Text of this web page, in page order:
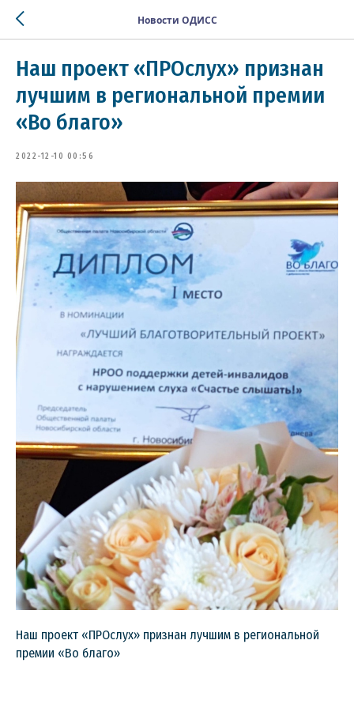
Новости ОДИСС
Наш проект «ПРОслух» признан
лучшим в региональной премии
«Во благо»
2022-12-10 00:56
Наш проект «ПРОслух» признан лучшим в региональной
премии «Во благо»